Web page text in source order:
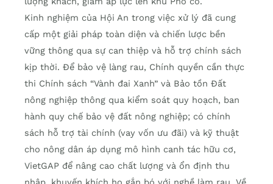
Kinh nghiệm của Hội An trong việc xử lý đã cung
cấp một giải pháp toàn diện và chiến lược bền
vững thông qua sự can thiệp và hỗ trợ chính sách
kịp thời. Để bảo vệ làng rau, Chính quyền cần thực
thi Chính sách “Vành đai Xanh” và Bảo tồn Đất
nông nghiệp thông qua kiểm soát quy hoạch, ban
hành quy chế bảo vệ đất nông nghiệp; có chính
sách hỗ trợ tài chính (vay vốn ưu đãi) và kỹ thuật
cho nông dân áp dụng mô hình canh tác hữu cơ,
VietGAP để nâng cao chất lượng và ổn định thu